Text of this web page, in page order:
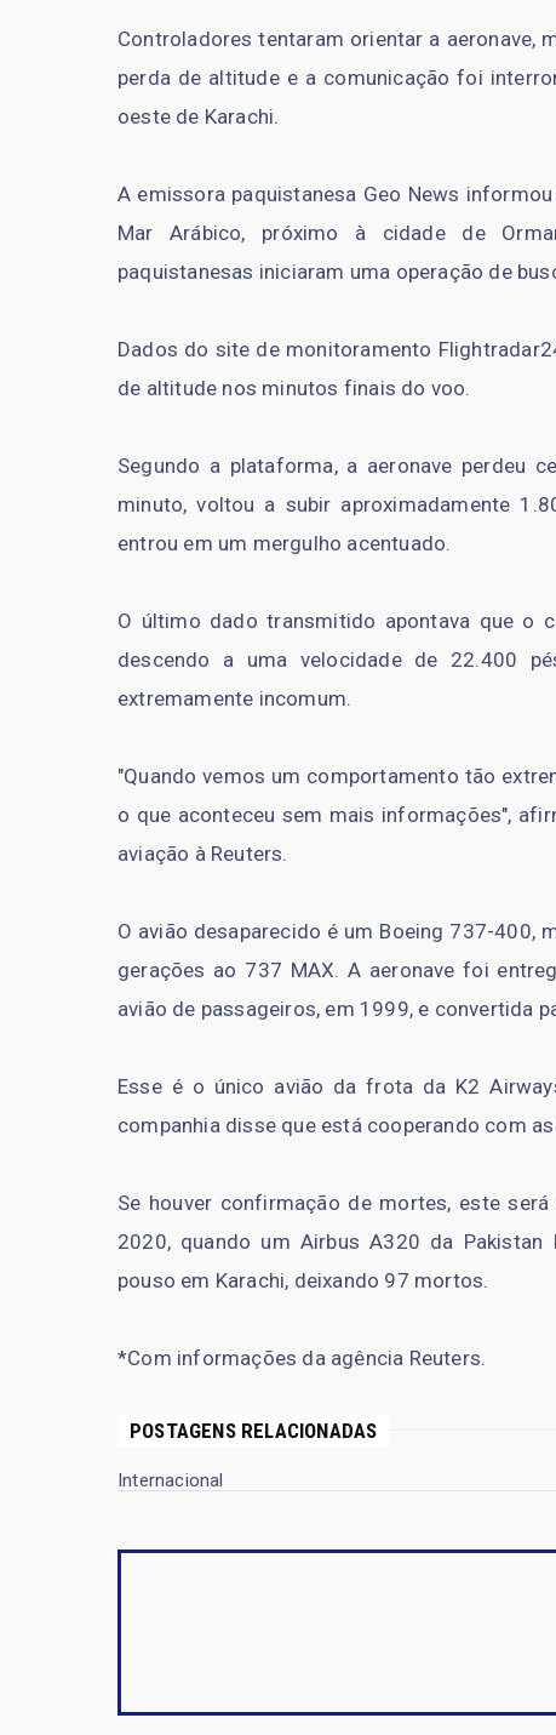
Controladores tentaram orientar a aeronave,
perda de altitude e a comunicação foi
oeste de Karachi.
A emissora paquistanesa Geo News
Mar Arábico, próximo à cidade de
paquistanesas iniciaram uma operação de
Dados do site de monitoramento
de altitude nos minutos finais do voo.
Segundo a plataforma, a aeronave perdeu
minuto, voltou a subir aproximadamente
entrou em um mergulho acentuado.
O último dado transmitido apontava que o
descendo a uma velocidade de 22.400
extremamente incomum.
"Quando vemos um comportamento tão
o que aconteceu sem mais informações",
aviação à Reuters.
O avião desaparecido é um Boeing 737-
gerações ao 737 MAX. A aeronave foi
avião de passageiros, em 1999, e convertida
Esse é o único avião da frota da K2
companhia disse que está cooperando com
Se houver confirmação de mortes, este
2020, quando um Airbus A320 da
pouso em Karachi, deixando 97 mortos.
*Com informações da agência Reuters.
POSTAGENS RELACIONADAS
Internacional